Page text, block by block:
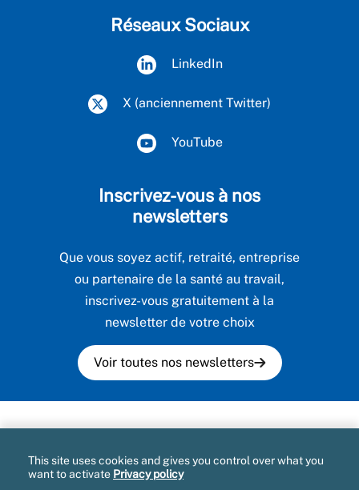
Réseaux Sociaux
LinkedIn
X (anciennement Twitter)
YouTube
Inscrivez-vous à nos
newsletters
Que vous soyez actif, retraité, entreprise
ou partenaire de la santé au travail,
inscrivez-vous gratuitement à la
newsletter de votre choix
Voir toutes nos newsletters
Mentions légales et CGU
This site uses cookies and gives you control over what you
want to activate Privacy policy